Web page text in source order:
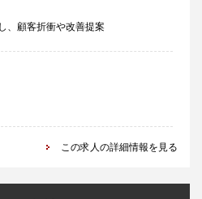
、顧客折衝や改善提案
この求人の詳細情報を見る